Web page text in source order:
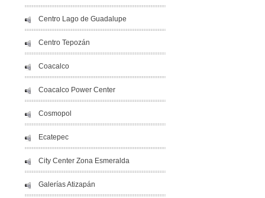
Centro Lago de Guadalupe
Centro Tepozán
Coacalco
Coacalco Power Center
Cosmopol
Ecatepec
City Center Zona Esmeralda
Galerías Atizapán